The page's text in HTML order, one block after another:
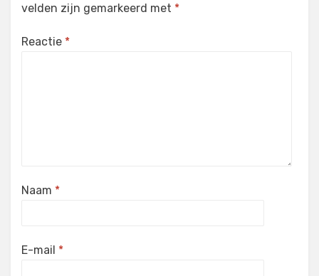
velden zijn gemarkeerd met *
Reactie *
Naam *
E-mail *